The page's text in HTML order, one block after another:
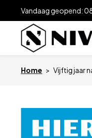
Vandaag geopend:
Home > Vijftig jaar